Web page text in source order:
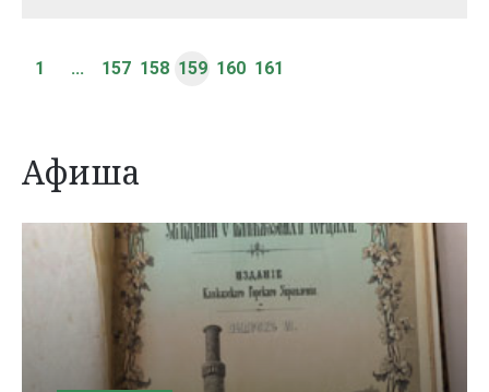
1 ... 157 158 159 160 161
Афиша